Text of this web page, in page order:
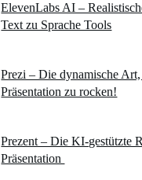
ElevenLabs AI –
Text zu Sprache Tools
Prezi – Die dynamische
Präsentation zu rocken!
Prezent – Die KI-gestützte
Präsentation